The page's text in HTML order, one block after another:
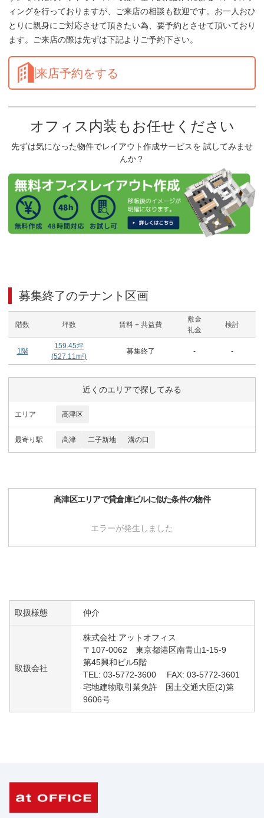
ィングを行っておりますが、ご来店の相談も歓迎です。お一人おひ
とりに親身にご対応させて頂きたい為、要予約とさせて頂いており
ます。ご来店の際は先ずは下記よりご予約下さい。
来店予約をする
オフィス内装もお任せください
先ずは気になった物件でレイアウト作成サービスを 試してみませ
んか？
募集終了のテナント区画
階数 坪数 賃料 + 共益費
敷金
礼金
検討
1階
159.45坪
(527.11m²)
募集終了 - -
近くのエリアで探してみる
エリア 高津区
最寄り駅 高津 二子新地 溝の口
高津区エリアで貸倉庫ビルに似た条件の物件
エラーが発生しました
取扱様態 仲介
取扱会社
株式会社 アットオフィス
〒107-0062 東京都港区南青山1-15-9
第45興和ビル5階
TEL: 03-5772-3600 FAX: 03-5772-3601
宅地建物取引業免許 国土交通大臣(2)第
9606号